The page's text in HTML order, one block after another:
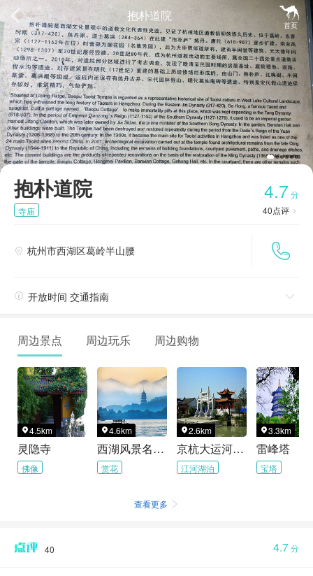
 
首页
抱朴道院
抱朴道院 4.7 分
40点评 
寺庙

 杭州市西湖区葛岭半山腰
 开放时间 交通指南 
周边景点 周边玩乐 周边购物
4.5km
灵隐寺
佛像
4.6km
西湖风景名胜区
赏花
2.6km
京杭大运河杭州景区
江河湖泊
3.3km
雷峰塔
宝塔
查看更多 
40 4.7分